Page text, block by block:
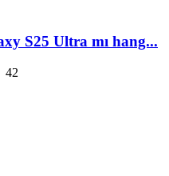
S25 Ultra mı hang...
42